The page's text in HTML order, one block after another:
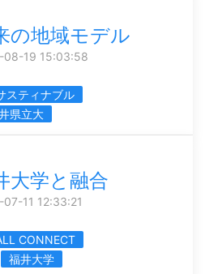
の地域モデル
08-19 15:03:58
スティナブル
県立大
大学と融合
11 12:33:21
CONNECT
福井大学